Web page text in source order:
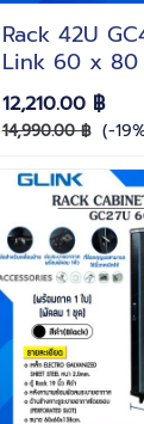
Rack 42U
Link 60 x 80
สีดำ(Black)(แถ
ใบพัดลม 1 ชุด)
12,210.00 ฿
14,990.00 ฿ (-